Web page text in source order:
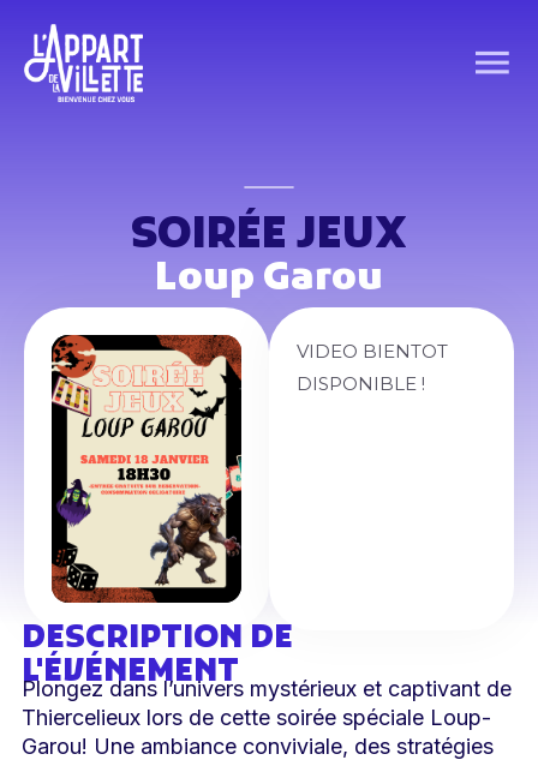
SOIRÉE JEUX
Loup Garou
VIDEO BIENTOT
DISPONIBLE !
DESCRIPTION DE
L'ÉVÉNEMENT
Plongez dans l’univers mystérieux et captivant de
Thiercelieux lors de cette soirée spéciale Loup-
Garou! Une ambiance conviviale, des stratégies